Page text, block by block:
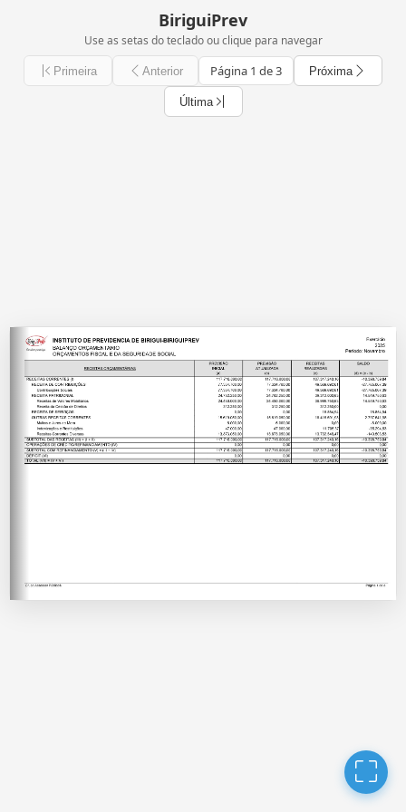
BiriguiPrev
Use as setas do teclado ou clique para navegar
Primeira Anterior Página 1 de 3 Próxima
Última